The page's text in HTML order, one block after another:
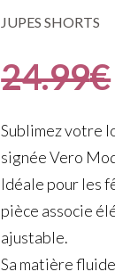
JUPES SHORTS
24.99€
Sublimez votre
signée Vero
Idéale pour les
pièce associe
ajustable.
Sa matière